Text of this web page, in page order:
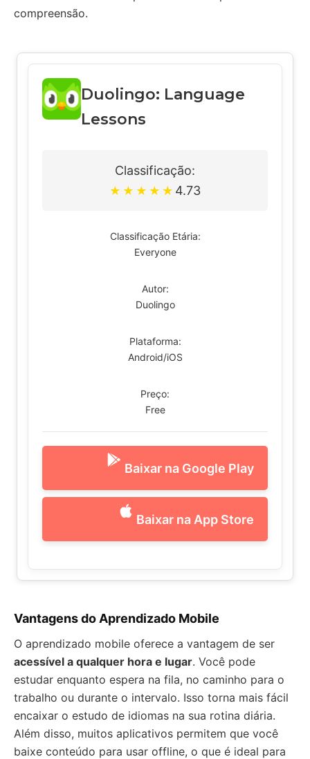
compreensão.
Duolingo: Language
Lessons
Classificação:
★ ★ ★ ★ ★ 4.73
Classificação Etária:
Everyone
Autor:
Duolingo
Plataforma:
Android/iOS
Preço:
Free
Baixar na Google Play
Baixar na App Store
Vantagens do Aprendizado Mobile
O aprendizado mobile oferece a vantagem de ser
acessível a qualquer hora e lugar. Você pode
estudar enquanto espera na fila, no caminho para o
trabalho ou durante o intervalo. Isso torna mais fácil
encaixar o estudo de idiomas na sua rotina diária.
Além disso, muitos aplicativos permitem que você
baixe conteúdo para usar offline, o que é ideal para